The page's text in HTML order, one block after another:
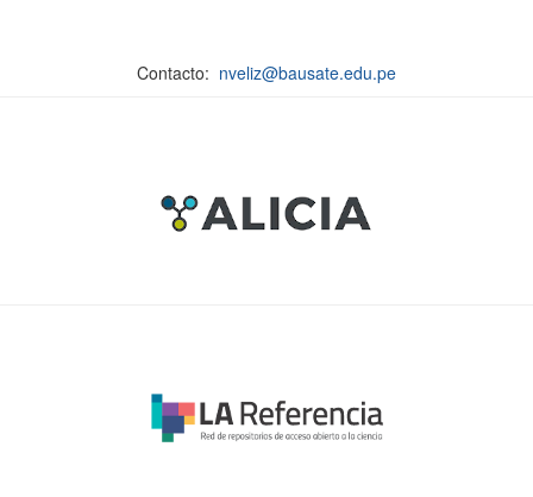
Contacto: nveliz@bausate.edu.pe